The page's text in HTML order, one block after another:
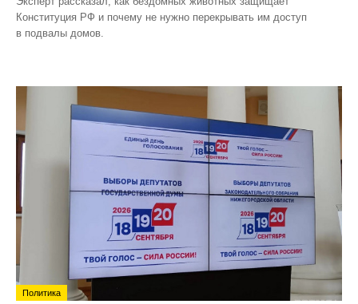
Конституция РФ и почему не нужно перекрывать им доступ
в подвалы домов.
Политика